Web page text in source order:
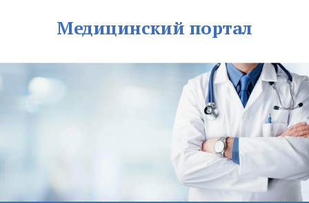
Медицинский портал